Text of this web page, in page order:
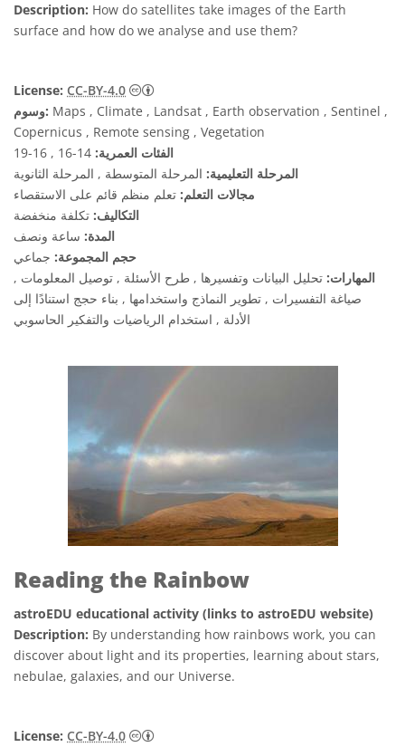
Description: How do satellites take images of the Earth
surface and how do we analyse and use them?
License: CC-BY-4.0
وسوم: Maps , Climate , Landsat , Earth observation , Sentinel ,
Copernicus , Remote sensing , Vegetation
الفئات العمرية:
المرحلة التعليمية: المرحلة المتوسطة , المرحلة الثانوية
مجالات التعلم: تعلم منظم قائم على الاستقصاء
التكاليف: تكلفة منخفضة
المدة: ساعة ونصف
حجم المجموعة: جماعي
المهارات: تحليل البيانات وتفسيرها , طرح الأسئلة , توصيل المعلومات ,
صياغة التفسيرات , تطوير النماذج واستخدامها , بناء حجج استنادًا إلى
الأدلة , استخدام الرياضيات والتفكير الحاسوبي
Reading the Rainbow
astroEDU educational activity (links to astroEDU website)
Description: By understanding how rainbows work, you can
discover about light and its properties, learning about stars,
nebulae, galaxies, and our Universe.
License: CC-BY-4.0